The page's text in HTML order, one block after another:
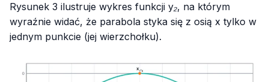
Rysunek 3 ilustruje wykres funkcji y₂, na którym
wyraźnie widać, że parabola styka się z osią x tylko w
jednym punkcie (jej wierzchołku).